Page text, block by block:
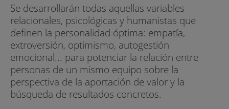
Se desarrollarán todas aquellas variables
relacionales, psicológicas y humanistas que
definen la personalidad óptima: empatía,
extroversión, optimismo, autogestión
emocional... para potenciar la relación entre
personas de un mismo equipo sobre la
perspectiva de la aportación de valor y la
búsqueda de resultados concretos.